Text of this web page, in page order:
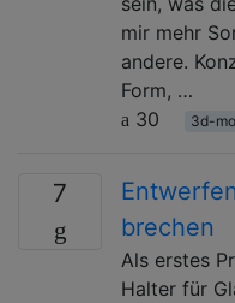
mir mehr
andere.
Form, …
30
3d-
7
brechen
Als erstes
Halter für